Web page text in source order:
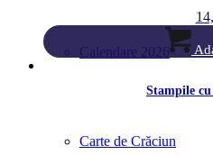
Calendare 2026
Carte de Crăciun
Stampile